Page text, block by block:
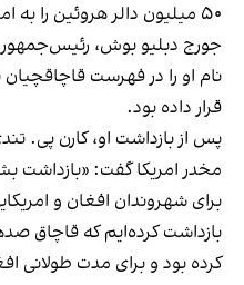
۵۰ میلیون دالر هروئین را به امریکا قاچاق کرده است.
نام او را در فهرست
قرار داده بود.
پس از بازداشت او، کارن پی.
مخدر امریکا گفت: «بازداشت
برای شهروندان افغان و
بازداشت کرده‌ایم که قاچاق
کرده بود و برای مدت طولانی